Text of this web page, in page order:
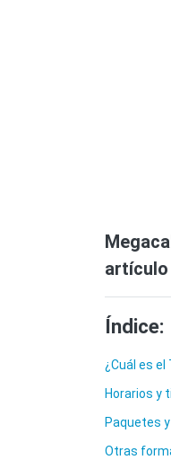
Índice:
¿Cuál es
Horarios y
Paquetes
Otras